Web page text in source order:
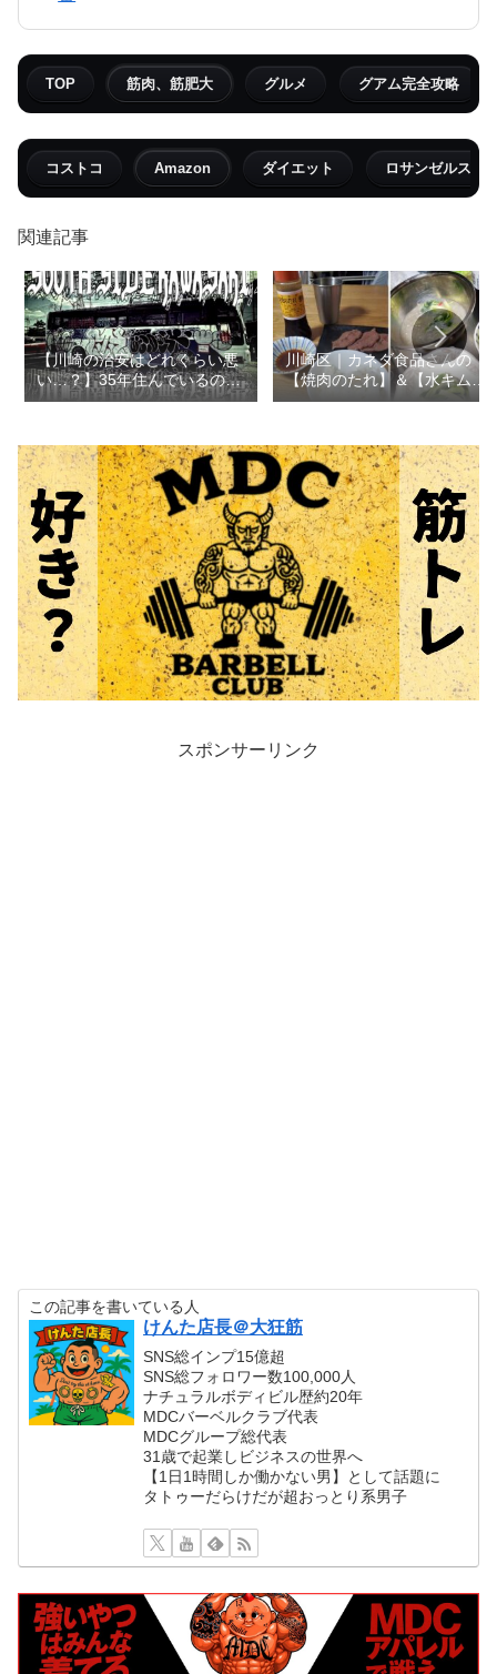
TOP 筋肉、筋肥大 グルメ グアム完全攻略
コストコ Amazon ダイエット ロサンゼルス
関連記事
【川崎の治安はどれくらい悪
い…？】35年住んでいるので
川崎の全てを教えます
川崎区｜カネダ食品さんの
【焼肉のたれ】＆【水キム
チ】が最強すぎた…
スポンサーリンク
この記事を書いている人
けんた店長＠大狂筋
SNS総インプ15億超
SNS総フォロワー数100,000人
ナチュラルボディビル歴約20年
MDCバーベルクラブ代表
MDCグループ総代表
31歳で起業しビジネスの世界へ
【1日1時間しか働かない男】として話題に
タトゥーだらけだが超おっとり系男子